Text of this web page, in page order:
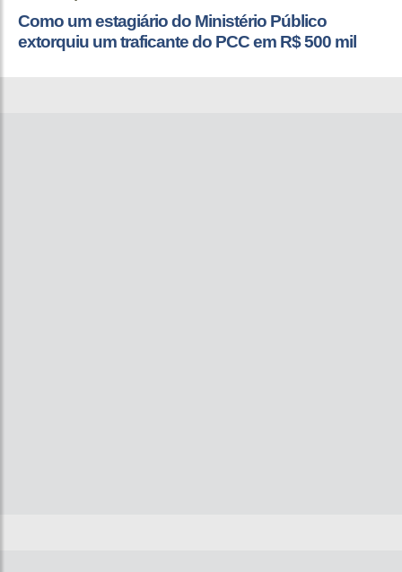
Como um estagiário do Ministério Público
extorquiu um traficante do PCC em R$ 500 mil